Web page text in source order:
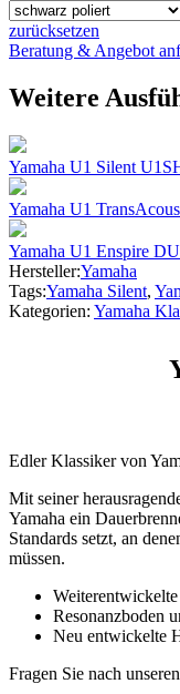
zurücksetzen
Beratung & Angebot
Weitere
Yamaha U1 Silent
Yamaha U1
Yamaha U1 Enspire
Hersteller:Yamaha
Tags:Yamaha Silent,
Kategorien: Yamaha
Edler Klassiker von
Mit seiner
Yamaha ein
Standards setzt, an
müssen.
Resonanzboden
Neu entwickelte
Fragen Sie nach